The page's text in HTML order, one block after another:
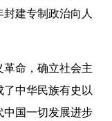
建专制政治向人
命，确立社会主
中华民族有史以
国一切发展进步